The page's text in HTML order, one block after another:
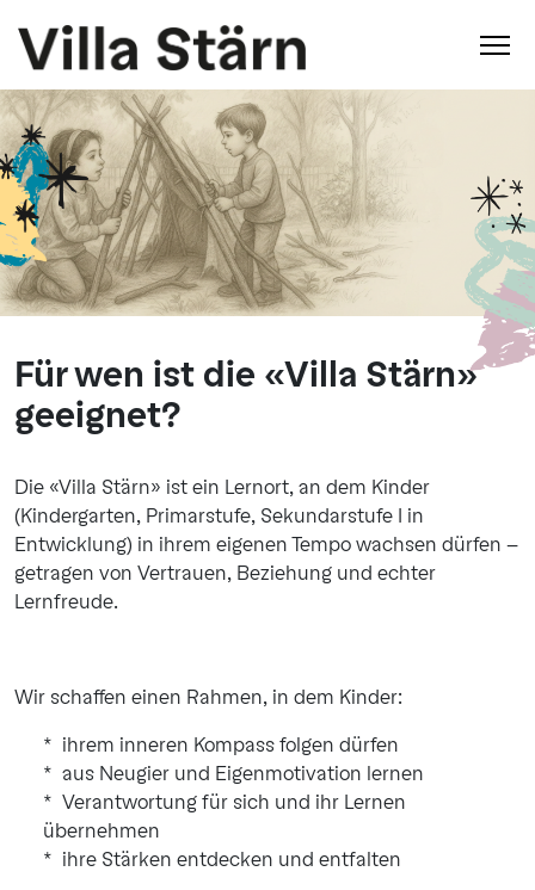
Für wen ist die «Villa Stärn»
geeignet?
Die «Villa Stärn» ist ein Lernort, an dem Kinder
(Kindergarten, Primarstufe, Sekundarstufe I in
Entwicklung) in ihrem eigenen Tempo wachsen dürfen –
getragen von Vertrauen, Beziehung und echter
Lernfreude.
Wir schaffen einen Rahmen, in dem Kinder:
ihrem inneren Kompass folgen dürfen
aus Neugier und Eigenmotivation lernen
Verantwortung für sich und ihr Lernen
übernehmen
ihre Stärken entdecken und entfalten